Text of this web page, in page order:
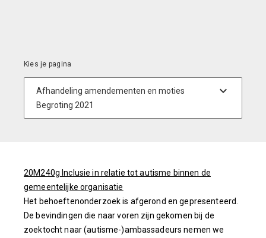
20M240g Inclusie in relatie tot autisme binnen de
gemeentelijke organisatie
Het behoeftenonderzoek is afgerond en gepresenteerd.
De bevindingen die naar voren zijn gekomen bij de
zoektocht naar (autisme-)ambassadeurs nemen we